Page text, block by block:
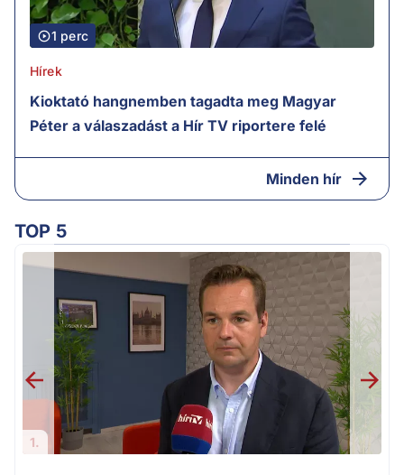
1 perc
Hírek
Kioktató hangnemben tagadta meg Magyar
Péter a válaszadást a Hír TV riportere felé
Minden hír
TOP 5
1.